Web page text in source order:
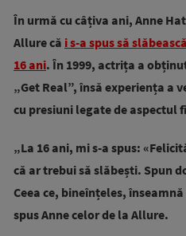
În urmă cu câțiva ani, Anne
Allure că i s-a spus să
16 ani. În 1999, actrița a
„Get Real”, însă experiența a
cu presiuni legate de aspectul
„La 16 ani, mi s-a spus:
că ar trebui să slăbești. Spun
Ceea ce, bineînțeles,
spus Anne celor de la Allure.